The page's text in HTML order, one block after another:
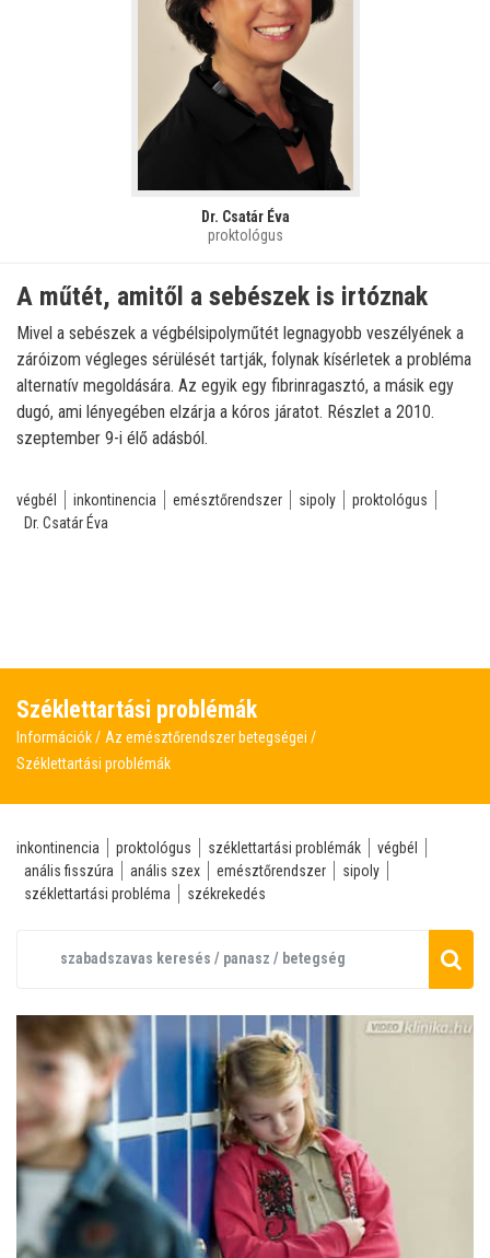
Dr. Csatár Éva
proktológus
A műtét, amitől a sebészek is irtóznak
Mivel a sebészek a végbélsipolyműtét legnagyobb veszélyének a
záróizom végleges sérülését tartják, folynak kísérletek a probléma
alternatív megoldására. Az egyik egy fibrinragasztó, a másik egy
dugó, ami lényegében elzárja a kóros járatot. Részlet a 2010.
szeptember 9-i élő adásból.
végbél inkontinencia emésztőrendszer sipoly
proktológus
Dr. Csatár Éva
Széklettartási problémák
Információk
Az emésztőrendszer betegségei
Széklettartási problémák
inkontinencia proktológus széklettartási problémák
végbél
anális fisszúra
anális szex emésztőrendszer
sipoly
széklettartási probléma
székrekedés